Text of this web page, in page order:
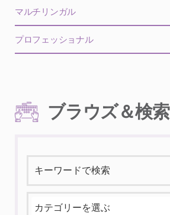
マルチリンガル
プロフェッショナル
ブラウズ＆検索